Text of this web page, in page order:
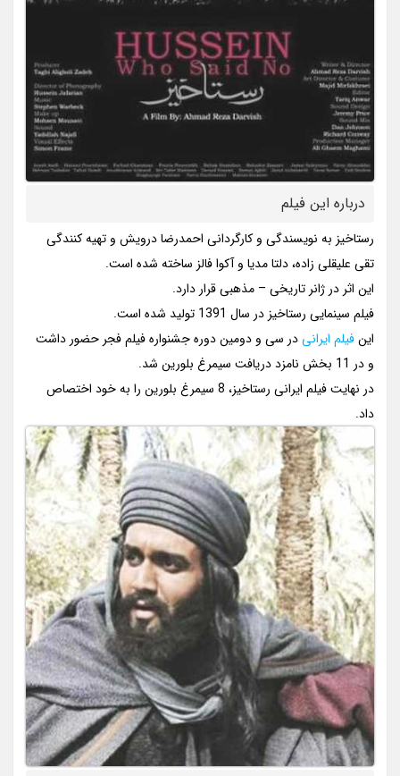
درباره این فیلم
رستاخیز به نویسندگی و کارگردانی احمدرضا درویش و تهیه کنندگی
تقی علیقلی زاده، دلتا مدیا و آکوا فالز ساخته شده است.
این اثر در ژانر تاریخی – مذهبی قرار دارد.
فیلم سینمایی رستاخیز در سال 1391 تولید شده است.
اینفیلم ایرانیدر سی و دومین دوره جشنواره فیلم فجر حضور داشت
و در 11 بخش نامزد دریافت سیمرغ بلورین شد.
در نهایت فیلم ایرانی رستاخیز، 8 سیمرغ بلورین را به خود اختصاص
داد.